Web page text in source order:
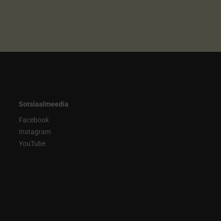
Sotsiaalmeedia
Facebook
Instagram
YouTube